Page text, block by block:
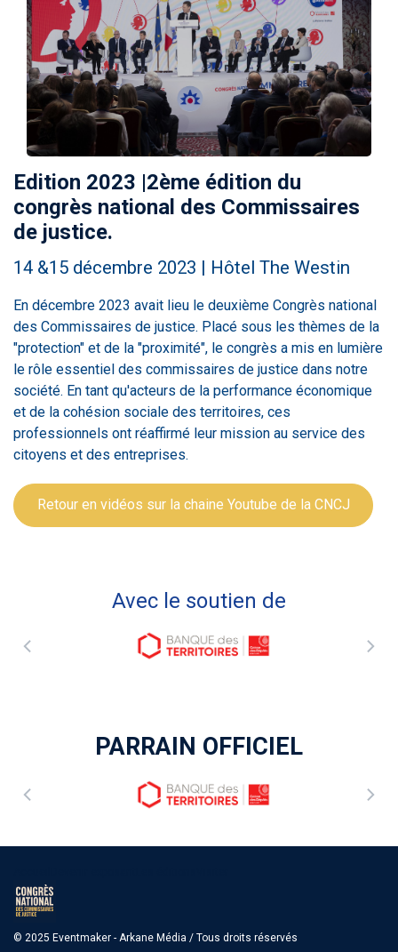
Edition 2023 |2ème édition du
congrès national des Commissaires
de justice.
14 &15 décembre 2023 | Hôtel The Westin
En décembre 2023 avait lieu le deuxième Congrès national
des Commissaires de justice. Placé sous les thèmes de la
"protection" et de la "proximité", le congrès a mis en lumière
le rôle essentiel des commissaires de justice dans notre
société. En tant qu'acteurs de la performance économique
et de la cohésion sociale des territoires, ces
professionnels ont réaffirmé leur mission au service des
citoyens et des entreprises.
Retour en vidéos sur la chaine Youtube de la CNCJ
Avec le soutien de
PARRAIN OFFICIEL
© 2025 Eventmaker - Arkane Média / Tous droits réservés